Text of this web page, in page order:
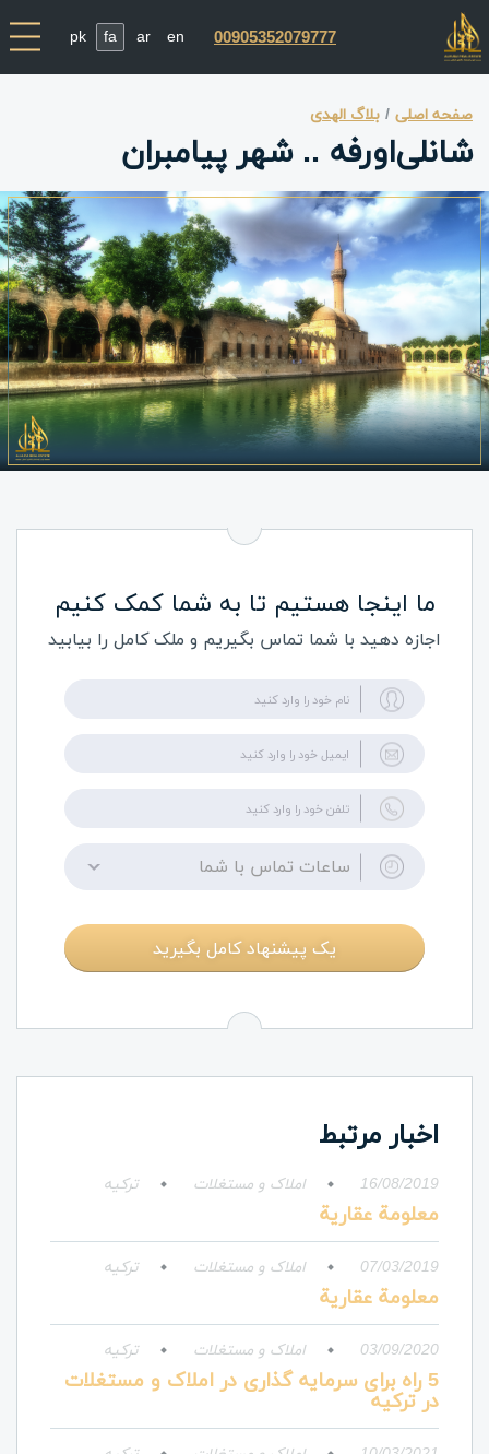
00905352079777
en
ar
fa
pk
ما اینجا هستیم تا به شما کمک کنیم
اجازه دهید با شما تماس بگیریم و ملک کامل را بیابید
ساعات تماس با شما
یک پیشنهاد کامل بگیرید
اخبار مرتبط
16/08/2019 املاک و مستغلات ترکیه
معلومة عقارية
07/03/2019 املاک و مستغلات ترکیه
معلومة عقارية
03/09/2020 املاک و مستغلات ترکیه
5 راه برای سرمایه گذاری در املاک و مستغلات
در ترکیه
صفحه اصلی بلاگ الهدی
شانلی‌اورفه .. شهر پیامبران